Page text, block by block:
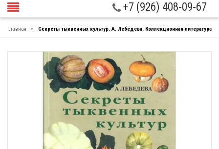
+7 (926) 408-09-67
Главная » Секреты тыквенных культур. А. Лебедева. Коллекционная литература